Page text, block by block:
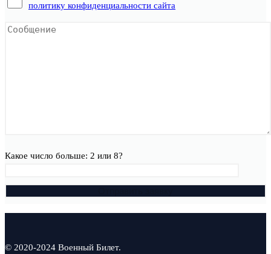
политику конфиденциальности сайта
Какое число больше: 2 или 8?
© 2020-2024 Военный Билет.